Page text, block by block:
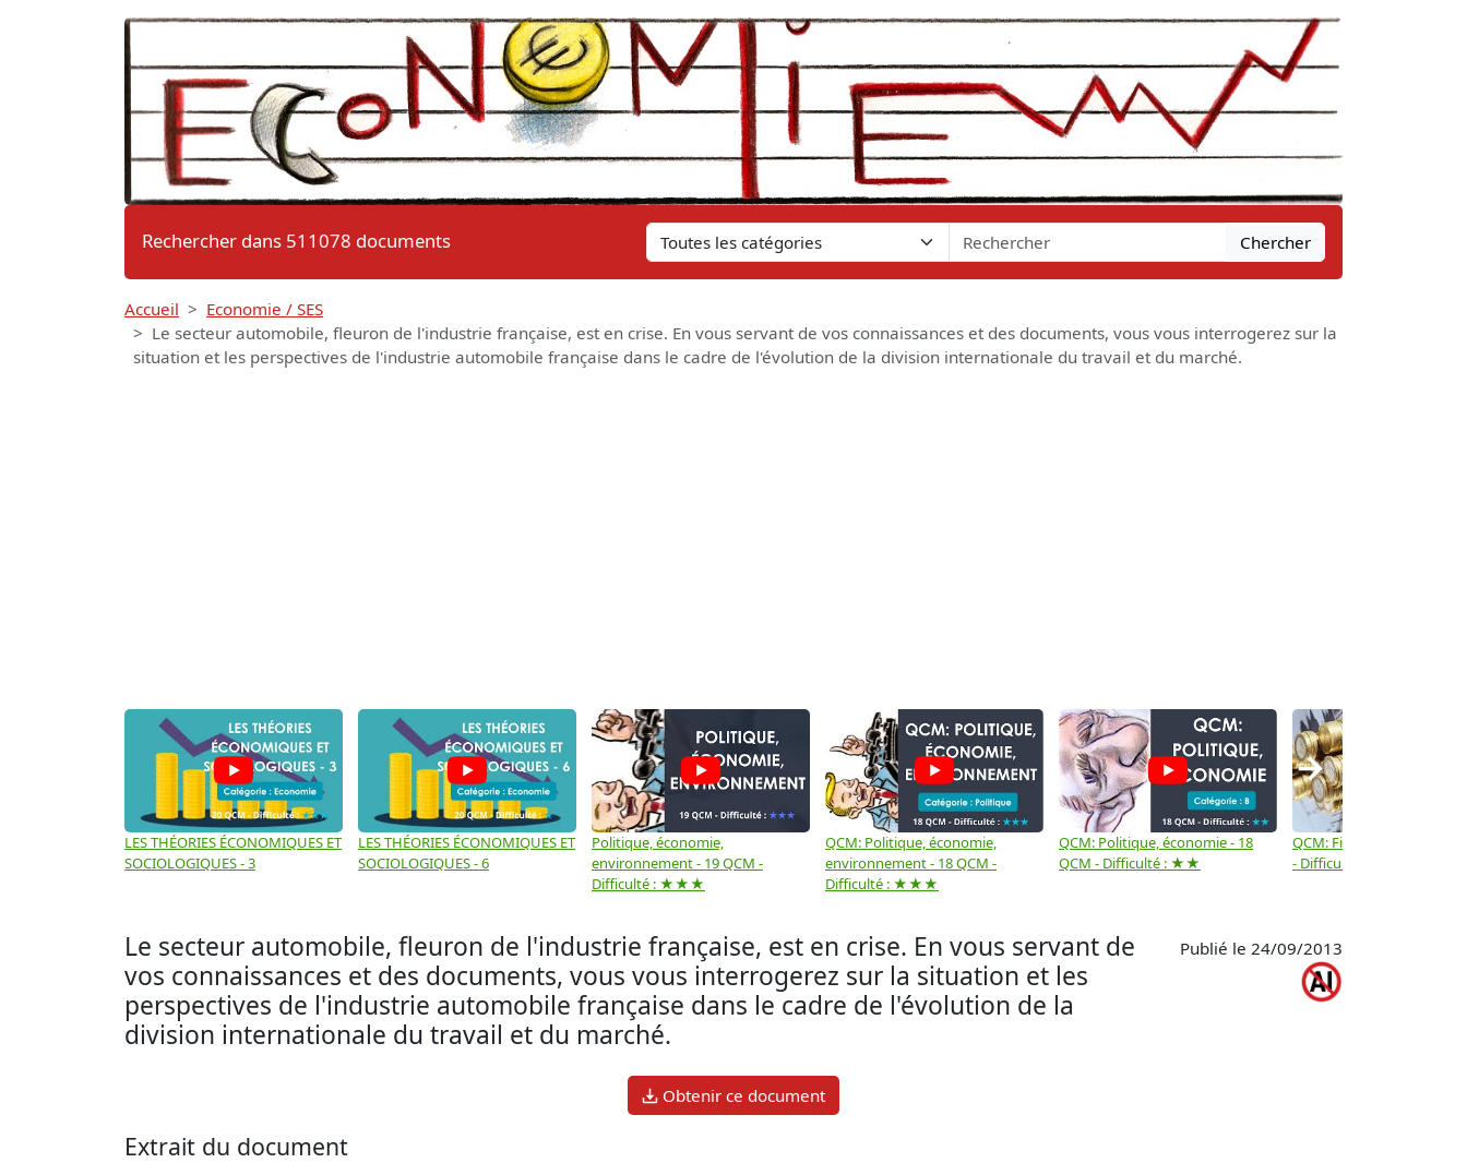
Rechercher dans 511078 documents Chercher
Accueil
Economie / SES
Le secteur automobile, fleuron de l'industrie française, est en crise. En vous servant de vos connaissances et des documents, vous vous interrogerez sur la
situation et les perspectives de l'industrie automobile française dans le cadre de l'évolution de la division internationale du travail et du marché.
LES THÉORIES ÉCONOMIQUES ET
SOCIOLOGIQUES - 3
LES THÉORIES ÉCONOMIQUES ET
SOCIOLOGIQUES - 6
Politique, économie,
environnement - 19 QCM -
Difficulté : ★★★
QCM: Politique, économie,
environnement - 18 QCM -
Difficulté : ★★★
QCM: Politique, économie - 18
QCM - Difficulté : ★★
QCM: Finances - Niveau 3
- Difficulté : ★★★
→
Le secteur automobile, fleuron de l'industrie française, est en crise. En vous servant de
vos connaissances et des documents, vous vous interrogerez sur la situation et les
perspectives de l'industrie automobile française dans le cadre de l'évolution de la
division internationale du travail et du marché.
Publié le 24/09/2013
Obtenir ce document
Extrait du document